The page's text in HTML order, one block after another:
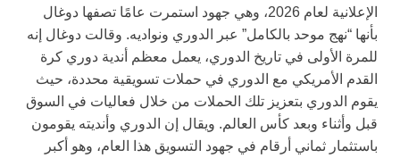
الإعلانية لعام 2026، وهي جهود استمرت عامًا تصفها دوغال
بأنها “نهج موحد بالكامل” عبر الدوري ونواديه. وقالت دوغال إنه
للمرة الأولى في تاريخ الدوري، يعمل معظم أندية دوري كرة
القدم الأمريكي مع الدوري في حملات تسويقية محددة، حيث
يقوم الدوري بتعزيز تلك الحملات من خلال فعاليات في السوق
قبل وأثناء وبعد كأس العالم. ويقال إن الدوري وأنديته يقومون
باستثمار ثماني أرقام في جهود التسويق هذا العام، وهو أكبر